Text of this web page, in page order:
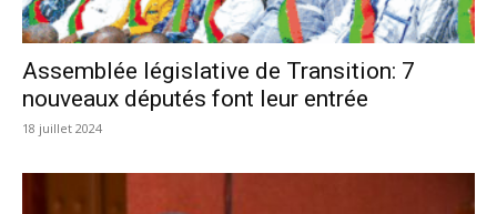
Assemblée législative de Transition: 7
nouveaux députés font leur entrée
18 juillet 2024